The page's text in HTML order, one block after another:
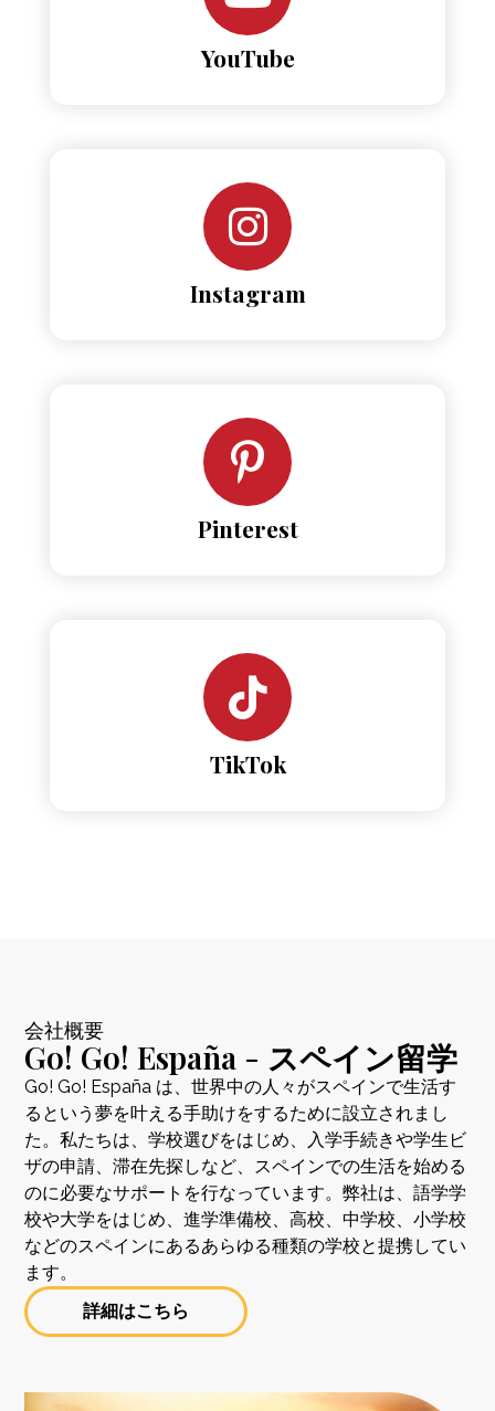
YouTube
Instagram
Pinterest
TikTok
会社概要
Go! Go! España - スペイン留学
Go! Go! España は、世界中の人々がスペインで生活す
るという夢を叶える手助けをするために設立されまし
た。私たちは、学校選びをはじめ、入学手続きや学生ビ
ザの申請、滞在先探しなど、スペインでの生活を始める
のに必要なサポートを行なっています。弊社は、語学学
校や大学をはじめ、進学準備校、高校、中学校、小学校
などのスペインにあるあらゆる種類の学校と提携してい
ます。
詳細はこちら